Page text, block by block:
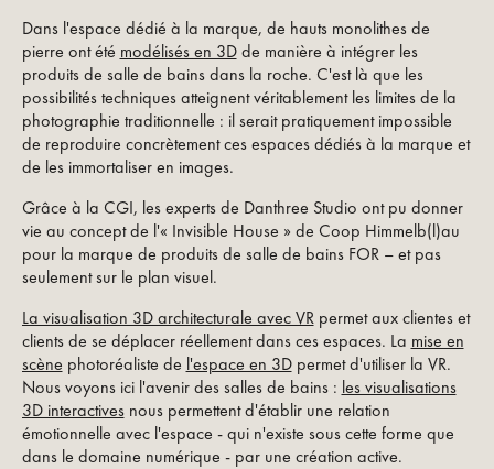
Dans l'espace dédié à la marque, de hauts monolithes de
pierre ont été modélisés en 3Dde manière à intégrer les
produits de salle de bains dans la roche. C'est là que les
possibilités techniques atteignent véritablement les limites de la
photographie traditionnelle : il serait pratiquement impossible
de reproduire concrètement ces espaces dédiés à la marque et
de les immortaliser en images.
Grâce à la CGI, les experts de Danthree Studio ont pu donner
vie au concept de l'« Invisible House » de Coop Himmelb(l)au
pour la marque de produits de salle de bains FOR – et pas
seulement sur le plan visuel.
La visualisation 3D architecturale avec VRpermet aux clientes et
clients de se déplacer réellement dans ces espaces. La mise en
scène photoréaliste de l'espace en 3Dpermet d'utiliser la VR.
Nous voyons ici l'avenir des salles de bains : les visualisations
3D interactivesnous permettent d'établir une relation
émotionnelle avec l'espace - qui n'existe sous cette forme que
dans le domaine numérique - par une création active.